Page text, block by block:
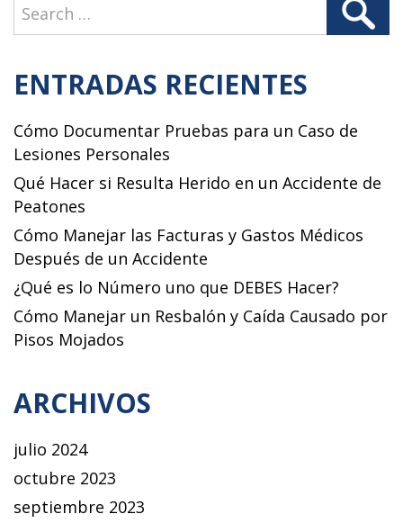
Search
ENTRADAS RECIENTES
Cómo Documentar Pruebas para un Caso de
Lesiones Personales
Qué Hacer si Resulta Herido en un Accidente de
Peatones
Cómo Manejar las Facturas y Gastos Médicos
Después de un Accidente
¿Qué es lo Número uno que DEBES Hacer?
Cómo Manejar un Resbalón y Caída Causado por
Pisos Mojados
ARCHIVOS
julio 2024
octubre 2023
septiembre 2023